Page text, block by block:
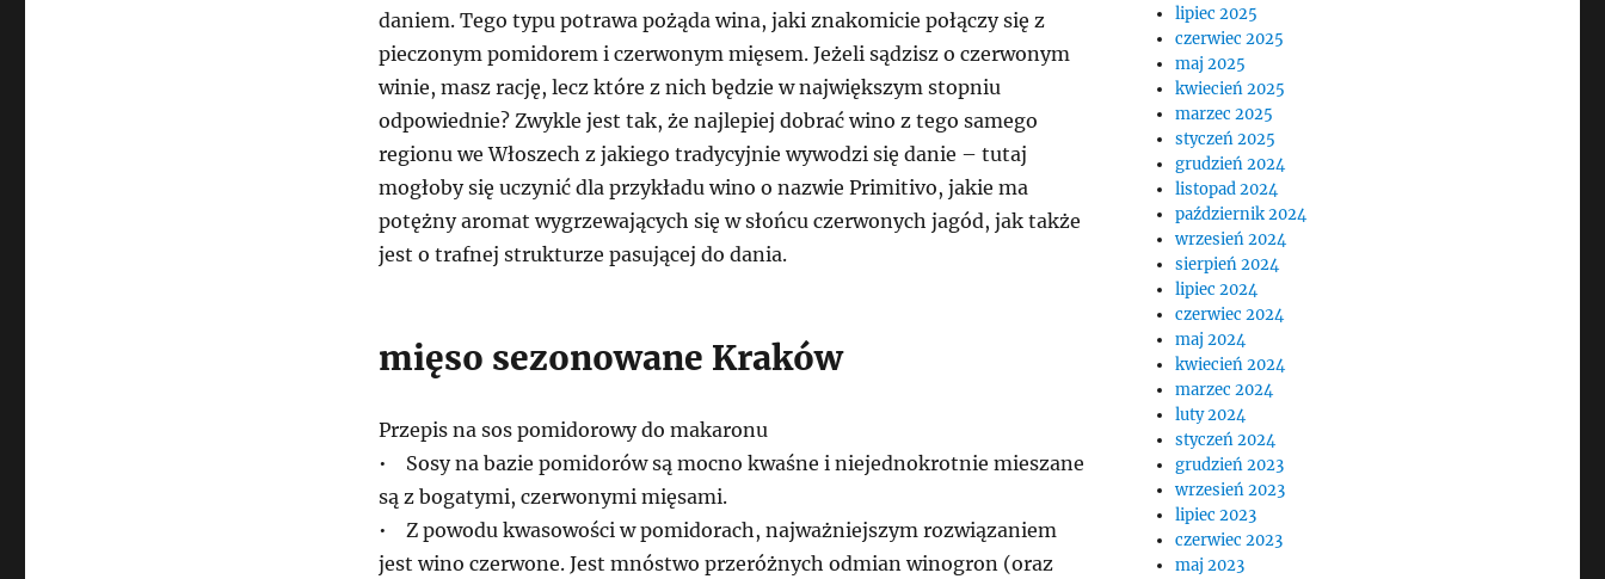
daniem. Tego typu potrawa pożąda wina, jaki znakomicie połączy się z
pieczonym pomidorem i czerwonym mięsem. Jeżeli sądzisz o czerwonym
winie, masz rację, lecz które z nich będzie w największym stopniu
odpowiednie? Zwykle jest tak, że najlepiej dobrać wino z tego samego
regionu we Włoszech z jakiego tradycyjnie wywodzi się danie – tutaj
mogłoby się uczynić dla przykładu wino o nazwie Primitivo, jakie ma
potężny aromat wygrzewających się w słońcu czerwonych jagód, jak także
jest o trafnej strukturze pasującej do dania.
mięso sezonowane Kraków
Przepis na sos pomidorowy do makaronu
• Sosy na bazie pomidorów są mocno kwaśne i niejednokrotnie mieszane
są z bogatymi, czerwonymi mięsami.
• Z powodu kwasowości w pomidorach, najważniejszym rozwiązaniem
jest wino czerwone. Jest mnóstwo przeróżnych odmian winogron (oraz
lipiec 2025
czerwiec 2025
maj 2025
kwiecień 2025
marzec 2025
styczeń 2025
grudzień 2024
listopad 2024
październik 2024
wrzesień 2024
sierpień 2024
lipiec 2024
czerwiec 2024
maj 2024
kwiecień 2024
marzec 2024
luty 2024
styczeń 2024
grudzień 2023
wrzesień 2023
lipiec 2023
czerwiec 2023
maj 2023